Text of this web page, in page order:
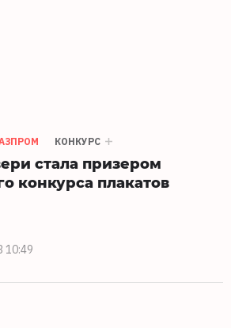
КОНКУРС
стала призером
конкурса плакатов
10:49